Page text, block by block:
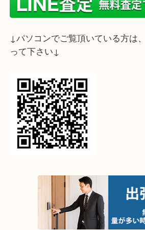
希望額よりはるかに上の買取
ブランド時計でしたボロボロ
ブランド時計の買取は大吉 フ
いませ。
ライン査定始めました☆お友
↓スマホでご覧頂いている方は